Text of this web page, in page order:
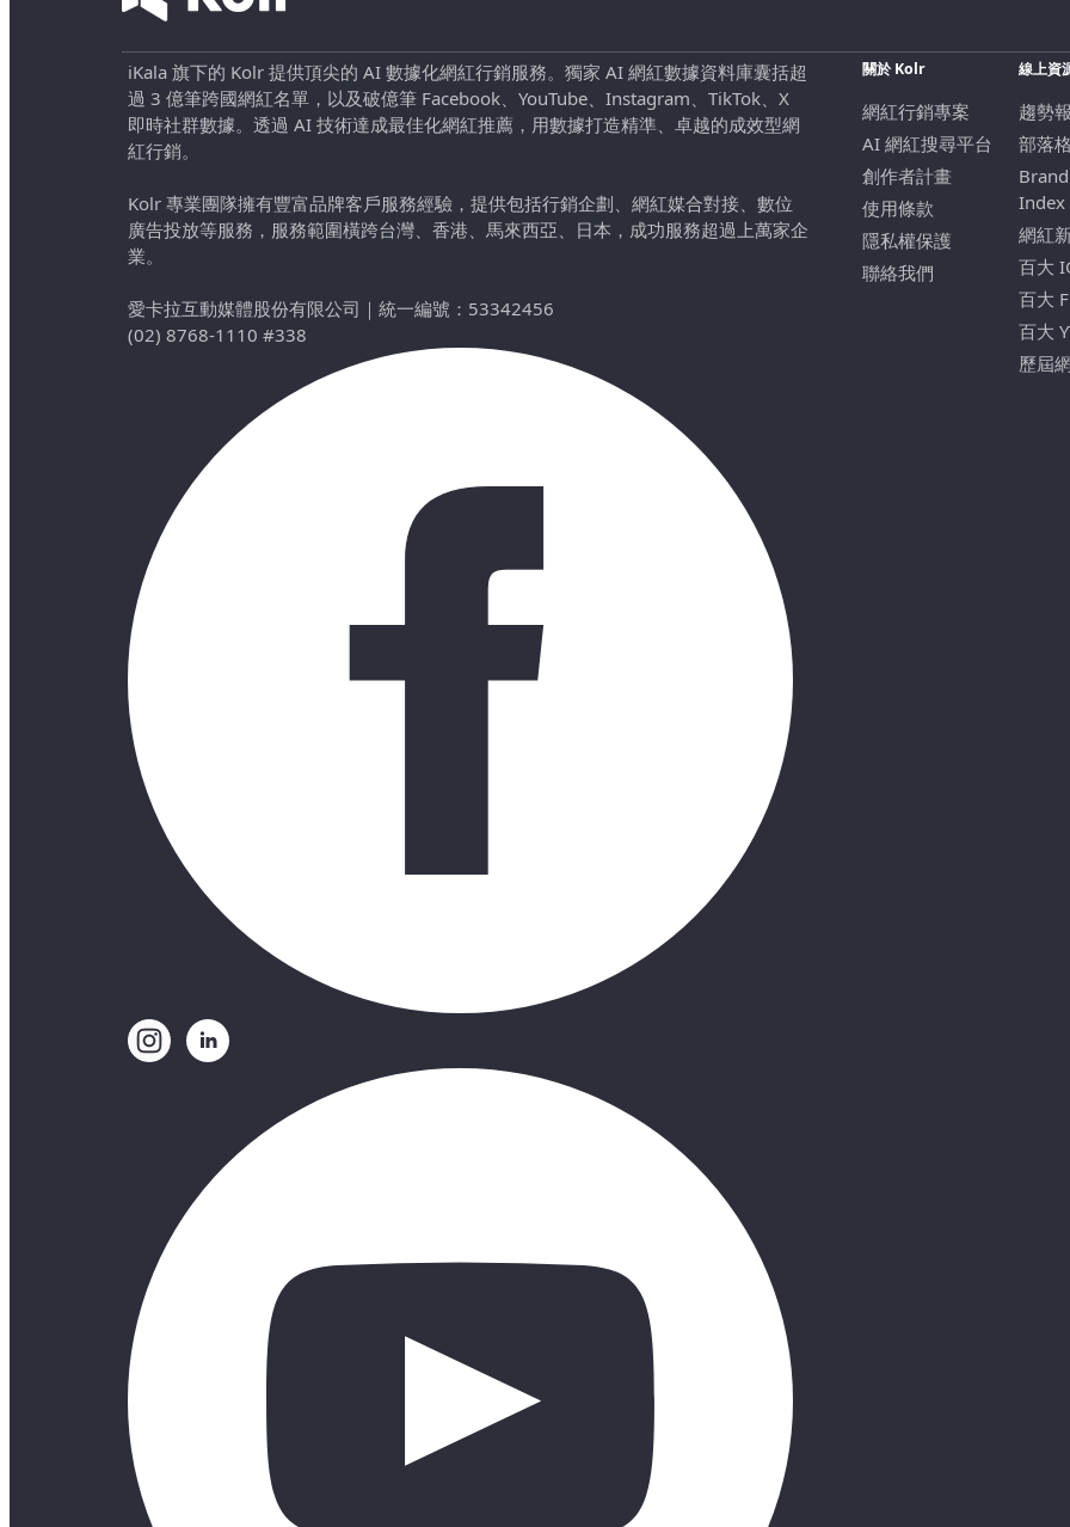
iKala 旗下的 Kolr 提供頂尖的 AI 數據化網紅行銷服務。獨家 AI 網紅數據資料庫囊括超
過 3 億筆跨國網紅名單，以及破億筆 Facebook、YouTube、Instagram、TikTok、X
即時社群數據。透過 AI 技術達成最佳化網紅推薦，用數據打造精準、卓越的成效型網
紅行銷。
Kolr 專業團隊擁有豐富品牌客戶服務經驗，提供包括行銷企劃、網紅媒合對接、數位
廣告投放等服務，服務範圍橫跨台灣、香港、馬來西亞、日本，成功服務超過上萬家企
業。
愛卡拉互動媒體股份有限公司 ｜ 統一編號：53342456
(02) 8768-1110 #338
關於 Kolr
網紅行銷專案
AI 網紅搜尋平台
創作者計畫
使用條款
隱私權保護
聯絡我們
線上資
趨勢
部落格
Index
網紅
百大
百大
百大
歷屆